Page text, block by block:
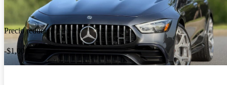
Precio reducido
-$1,000